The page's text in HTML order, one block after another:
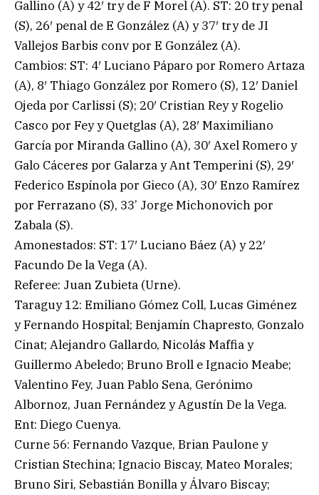
Gallino (A) y 42′ try de F Morel (A). ST: 20 try penal
(S), 26′ penal de E González (A) y 37′ try de JI
Vallejos Barbis conv por E González (A).
Cambios: ST: 4′ Luciano Páparo por Romero Artaza
(A), 8′ Thiago González por Romero (S), 12′ Daniel
Ojeda por Carlissi (S); 20′ Cristian Rey y Rogelio
Casco por Fey y Quetglas (A), 28′ Maximiliano
García por Miranda Gallino (A), 30′ Axel Romero y
Galo Cáceres por Galarza y Ant Temperini (S), 29′
Federico Espínola por Gieco (A), 30′ Enzo Ramírez
por Ferrazano (S), 33’ Jorge Michonovich por
Zabala (S).
Amonestados: ST: 17′ Luciano Báez (A) y 22′
Facundo De la Vega (A).
Referee: Juan Zubieta (Urne).
Taraguy 12: Emiliano Gómez Coll, Lucas Giménez
y Fernando Hospital; Benjamín Chapresto, Gonzalo
Cinat; Alejandro Gallardo, Nicolás Maffia y
Guillermo Abeledo; Bruno Broll e Ignacio Meabe;
Valentino Fey, Juan Pablo Sena, Gerónimo
Albornoz, Juan Fernández y Agustín De la Vega.
Ent: Diego Cuenya.
Curne 56: Fernando Vazque, Brian Paulone y
Cristian Stechina; Ignacio Biscay, Mateo Morales;
Bruno Siri, Sebastián Bonilla y Álvaro Biscay;